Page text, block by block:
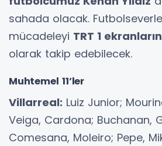
sahada olacak.
mücadeleyi TRT 1
olarak takip edebilecek.
Muhtemel 11’ler
Villarreal: Luiz Junior;
Veiga, Cardona; Buchanan,
Comesana, Moleiro; Pepe,